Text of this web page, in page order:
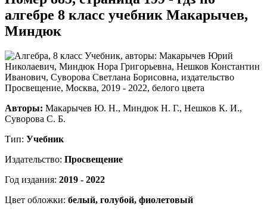
алгебре 8 класс учебник Макарычев,
Миндюк
Авторы: Макарычев Ю. Н., Миндюк Н. Г., Нешков К. И.,
Суворова С. Б.
Тип: Учебник
Издательство: Просвещение
Год издания: 2019 - 2022
Цвет обложки: белый, голубой, фиолетовый